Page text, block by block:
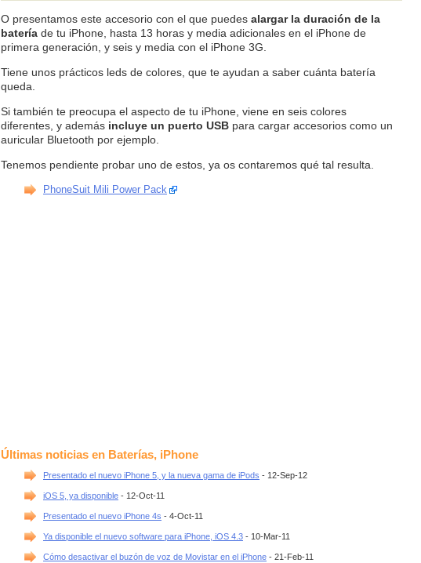
O presentamos este accesorio con el que puedes alargar la duración de la
batería de tu iPhone, hasta 13 horas y media adicionales en el iPhone de
primera generación, y seis y media con el iPhone 3G.
Tiene unos prácticos leds de colores, que te ayudan a saber cuánta batería
queda.
Si también te preocupa el aspecto de tu iPhone, viene en seis colores
diferentes, y además incluye un puerto USB para cargar accesorios como un
auricular Bluetooth por ejemplo.
Tenemos pendiente probar uno de estos, ya os contaremos qué tal resulta.
PhoneSuit Mili Power Pack
Últimas noticias en Baterías, iPhone
Presentado el nuevo iPhone 5, y la nueva gama de iPods - 12-Sep-12
iOS 5, ya disponible - 12-Oct-11
Presentado el nuevo iPhone 4s - 4-Oct-11
Ya disponible el nuevo software para iPhone, iOS 4.3 - 10-Mar-11
Cómo desactivar el buzón de voz de Movistar en el iPhone - 21-Feb-11